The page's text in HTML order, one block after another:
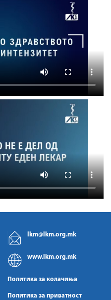
lkm@lkm.org.mk
www.lkm.org.mk
Политика за колачиња
Политика за приватност